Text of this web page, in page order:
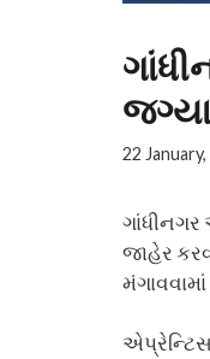
22
ગાંધીનગર
જાહેર